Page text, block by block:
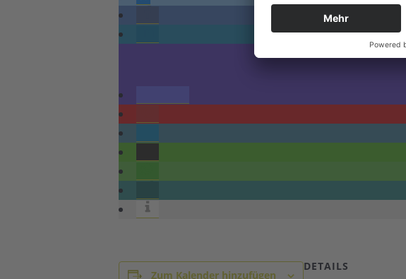
Zum Kalender hinzufügen
DETAILS